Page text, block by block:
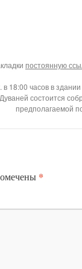
постоянную
в 18:00 часов в
Дуваней состоится
предполагаемой
*